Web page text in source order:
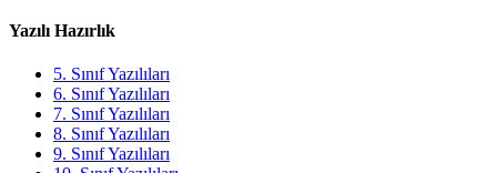
Yazılı Hazırlık
5. Sınıf Yazılıları
6. Sınıf Yazılıları
7. Sınıf Yazılıları
8. Sınıf Yazılıları
9. Sınıf Yazılıları